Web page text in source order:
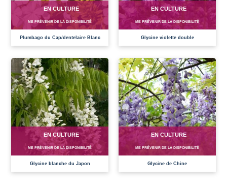
EN CULTURE
ME PRÉVENIR DE LA DISPONIBILITÉ
Plumbago du Cap/dentelaire Blanc
EN CULTURE
ME PRÉVENIR DE LA DISPONIBILITÉ
Glycine violette double
EN CULTURE
ME PRÉVENIR DE LA DISPONIBILITÉ
Glycine blanche du Japon
EN CULTURE
ME PRÉVENIR DE LA DISPONIBILITÉ
Glycine de Chine